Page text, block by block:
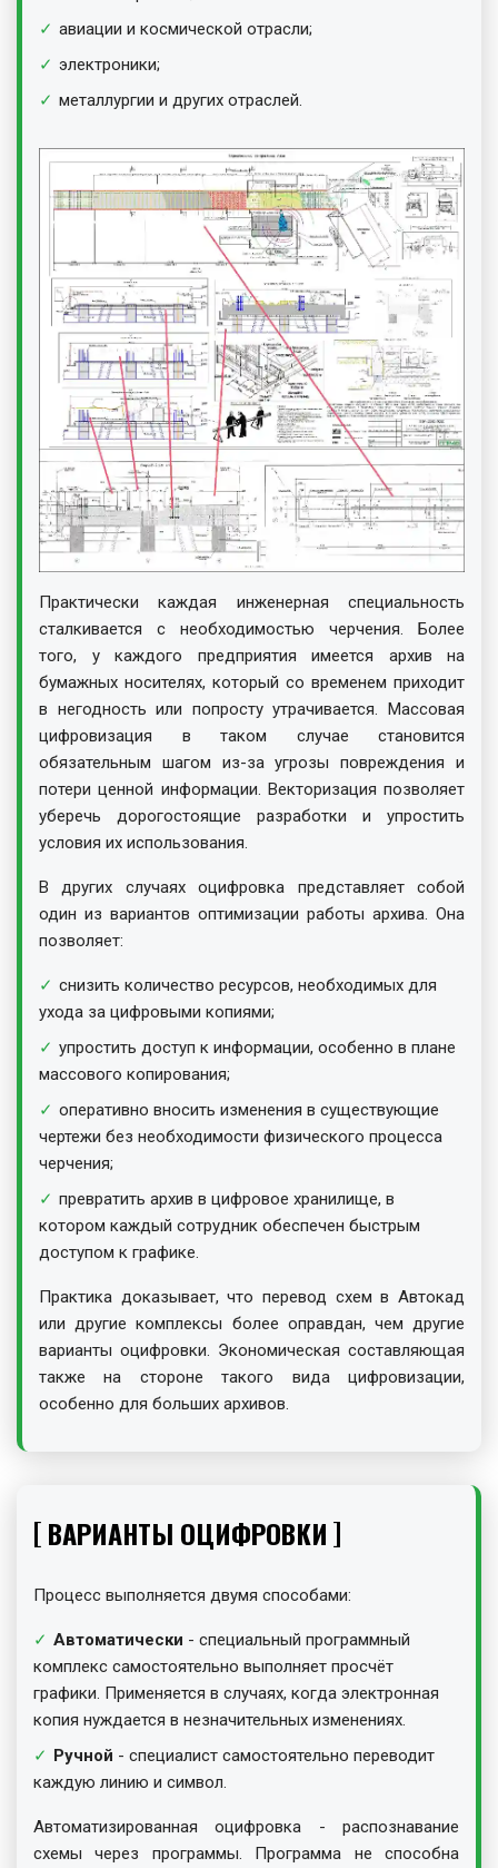
авиации и космической отрасли;
электроники;
металлургии и других отраслей.
Практически каждая инженерная специальность
сталкивается с необходимостью черчения. Более
того, у каждого предприятия имеется архив на
бумажных носителях, который со временем приходит
в негодность или попросту утрачивается. Массовая
цифровизация в таком случае становится
обязательным шагом из-за угрозы повреждения и
потери ценной информации. Векторизация позволяет
уберечь дорогостоящие разработки и упростить
условия их использования.
В других случаях оцифровка представляет собой
один из вариантов оптимизации работы архива. Она
позволяет:
снизить количество ресурсов, необходимых для
ухода за цифровыми копиями;
упростить доступ к информации, особенно в плане
массового копирования;
оперативно вносить изменения в существующие
чертежи без необходимости физического процесса
черчения;
превратить архив в цифровое хранилище, в
котором каждый сотрудник обеспечен быстрым
доступом к графике.
Практика доказывает, что перевод схем в Автокад
или другие комплексы более оправдан, чем другие
варианты оцифровки. Экономическая составляющая
также на стороне такого вида цифровизации,
особенно для больших архивов.
ВАРИАНТЫ ОЦИФРОВКИ
Процесс выполняется двумя способами:
Автоматически - специальный программный
комплекс самостоятельно выполняет просчёт
графики. Применяется в случаях, когда электронная
копия нуждается в незначительных изменениях.
Ручной - специалист самостоятельно переводит
каждую линию и символ.
Автоматизированная оцифровка - распознавание
схемы через программы. Программа не способна